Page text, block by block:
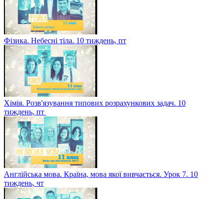
Фізика. Небесні тіла. 10 тиждень, пт
Хімія. Розв'язування типових розрахункових задач. 10
тиждень, пт
Англійська мова. Країна, мова якої вивчається. Урок 7. 10
тиждень, чт